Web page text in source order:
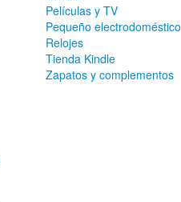
Películas y TV
Pequeño electrodoméstico
Relojes
Tienda Kindle
Zapatos y complementos